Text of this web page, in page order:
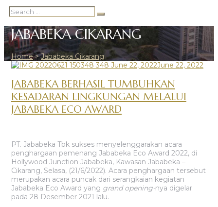
Search
for:
Search
JABABEKA CIKARANG
Home>Jababeka Cikarang
TAG:
JABABEKA
CIKARANG
June 22, 2022June 22, 2022
JABABEKA BERHASIL TUMBUHKAN
KESADARAN LINGKUNGAN MELALUI
JABABEKA ECO AWARD
PT. Jababeka Tbk sukses menyelenggarakan acara
penghargaan pemenang Jababeka Eco Award 2022, di
Hollywood Junction Jababeka, Kawasan Jababeka –
Cikarang, Selasa, (21/6/2022). Acara penghargaan tersebut
merupakan acara puncak dari serangkaian kegiatan
Jababeka Eco Award yang grand opening-nya digelar
pada 28 Desember 2021 lalu.